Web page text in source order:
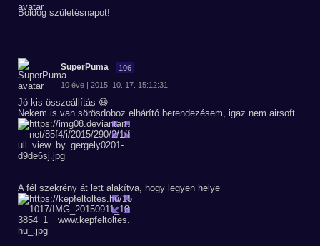
Boldog születésnapot!
SuperPuma 106
10 éve | 2015. 10. 17. 15:12:31
Jó kis összeállítás 😆
Nekem is van sörösdoboz elhárító berendezésem, igaz nem airsoft.
A fél szekrény át lett alakítva, hogy legyen helye